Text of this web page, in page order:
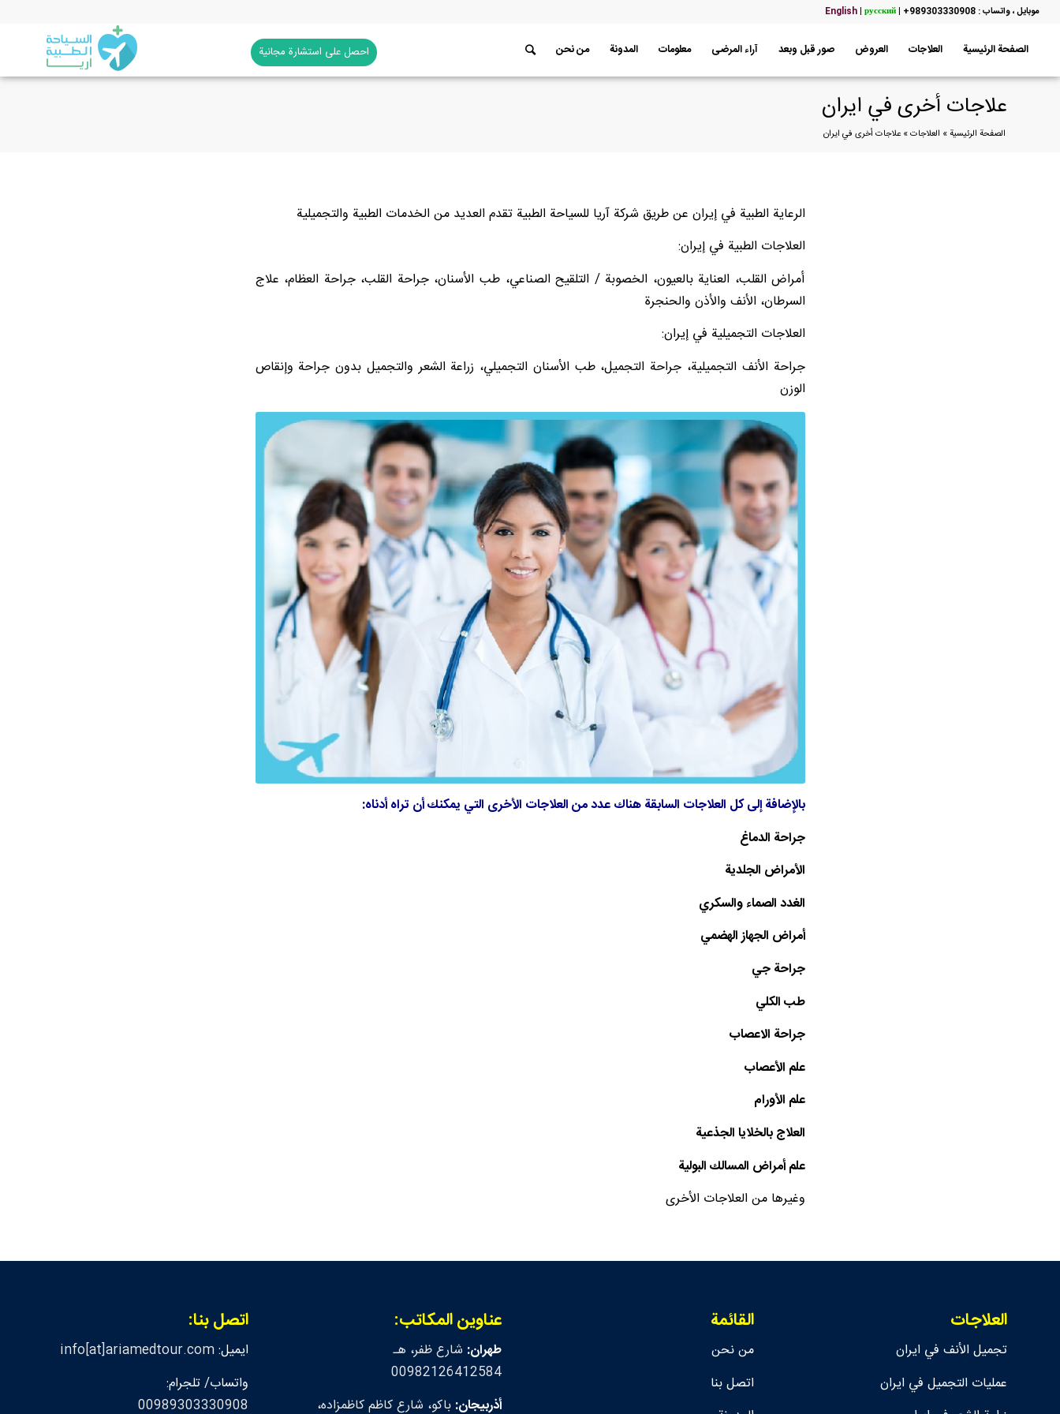
موبایل ، واتساب : 989303330908+ |
English|русский
الصفحة الرئيسية العلاجات العروض صور قبل وبعد آراء المرضى معلومات المدونة من نحن احصل على استشارة مجانية
علاجات أخرى في ايران
الصفحة الرئيسية» العلاجات» علاجات أخرى في ايران
الرعاية الطبية في إيران عن طريق شركة آريا للسياحة الطبية تقدم العديد من الخدمات الطبية والتجميلية
العلاجات الطبية في إيران:
أمراض القلب، العناية بالعيون، الخصوبة / التلقيح الصناعي، طب الأسنان، جراحة القلب، جراحة العظام، علاج
السرطان، الأنف والأذن والحنجرة
العلاجات التجميلية في إيران:
جراحة الأنف التجميلية، جراحة التجميل، طب الأسنان التجميلي، زراعة الشعر والتجميل بدون جراحة وإنقاص
الوزن
بالإضافة إلى كل العلاجات السابقة هناك عدد من العلاجات الأخرى التي يمكنك أن تراه أدناه:
جراحة الدماغ
الأمراض الجلدية
الغدد الصماء والسكري
أمراض الجهاز الهضمي
جراحة جي
طب الكلي
جراحة الاعصاب
علم الأعصاب
علم الأورام
العلاج بالخلايا الجذعية
علم أمراض المسالك البولية
وغيرها من العلاجات الأخرى
العلاجات
تجمیل الأنف في ايران
عمليات التجميل في ايران
القائمة
من نحن
اتصل بنا
عناوين المكاتب:
طهران: شارع ظفر، هـ
00982126412584
أذربيجان: باكو، شارع كاظم كاظمزاده،
اتصل بنا:
ايميل:info[at]ariamedtour.com
واتساب/ تلجرام:
00989303330908